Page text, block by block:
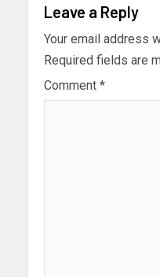
Leave a Reply
Your email address
Required fields are
Comment *